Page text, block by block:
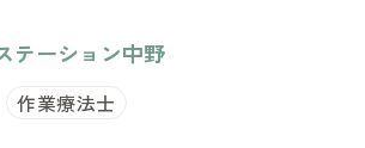
テーション中野
作業療法士